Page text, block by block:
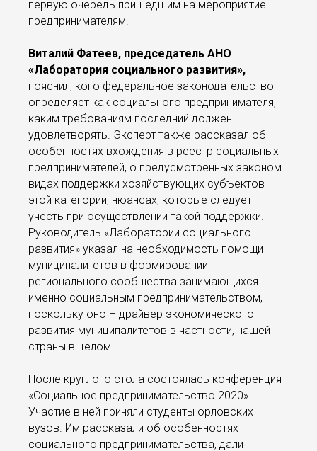
первую очередь пришедшим на мероприятие
предпринимателям.
Виталий Фатеев, председатель АНО
«Лаборатория социального развития»,
пояснил, кого федеральное законодательство
определяет как социального предпринимателя,
каким требованиям последний должен
удовлетворять. Эксперт также рассказал об
особенностях вхождения в реестр социальных
предпринимателей, о предусмотренных законом
видах поддержки хозяйствующих субъектов
этой категории, нюансах, которые следует
учесть при осуществлении такой поддержки.
Руководитель «Лаборатории социального
развития» указал на необходимость помощи
муниципалитетов в формировании
регионального сообщества занимающихся
именно социальным предпринимательством,
поскольку оно – драйвер экономического
развития муниципалитетов в частности, нашей
страны в целом.
После круглого стола состоялась конференция
«Социальное предпринимательство 2020».
Участие в ней приняли студенты орловских
вузов. Им рассказали об особенностях
социального предпринимательства, дали